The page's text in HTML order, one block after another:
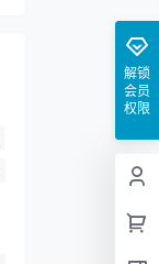
解锁
会员
权限